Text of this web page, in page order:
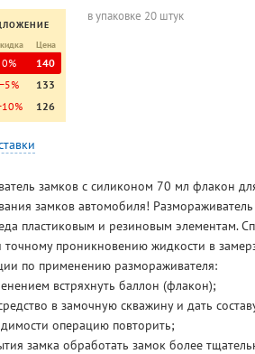
Цена
0%
140
−5%
133
126
в упаковке 20 штук
замков с силиконом 70 мл флакон
замков автомобиля!
пластиковым и резиновым элементам.
проникновению жидкости в
по применению размораживателя:
встряхнуть баллон (флакон);
в замочную скважину и дать
операцию повторить;
замка обработать замок более